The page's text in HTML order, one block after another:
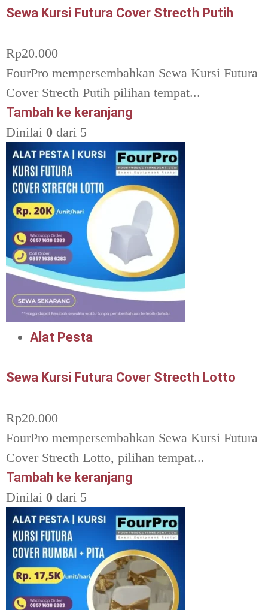
Sewa Kursi Futura Cover Strecth Putih
Rp20.000
FourPro mempersembahkan Sewa Kursi Futura
Cover Strecth Putih pilihan tempat...
Tambah ke keranjang
Dinilai 0 dari 5
Alat Pesta
Sewa Kursi Futura Cover Strecth Lotto
Rp20.000
FourPro mempersembahkan Sewa Kursi Futura
Cover Strecth Lotto, pilihan tempat...
Tambah ke keranjang
Dinilai 0 dari 5